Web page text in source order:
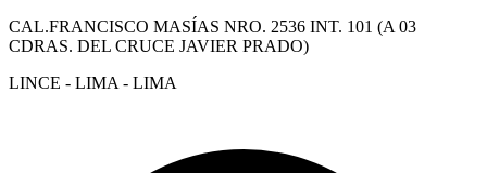
CAL.FRANCISCO MASÍAS NRO. 2536 INT. 101 (A 03
CDRAS. DEL CRUCE JAVIER PRADO)
LINCE - LIMA - LIMA